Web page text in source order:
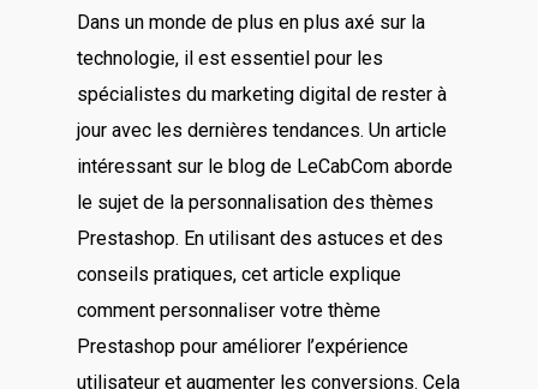
Dans un monde de plus en plus axé sur la
technologie, il est essentiel pour les
spécialistes du marketing digital de rester à
jour avec les dernières tendances. Un article
intéressant sur le blog de LeCabCom aborde
le sujet de la personnalisation des thèmes
Prestashop. En utilisant des astuces et des
conseils pratiques, cet article explique
comment personnaliser votre thème
Prestashop pour améliorer l’expérience
utilisateur et augmenter les conversions. Cela